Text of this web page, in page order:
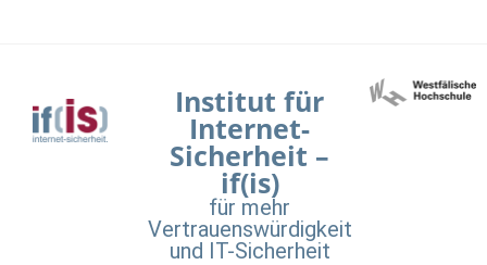
Institut für
Internet-
Sicherheit –
if(is)
für mehr
Vertrauenswürdigkeit
und IT-Sicherheit